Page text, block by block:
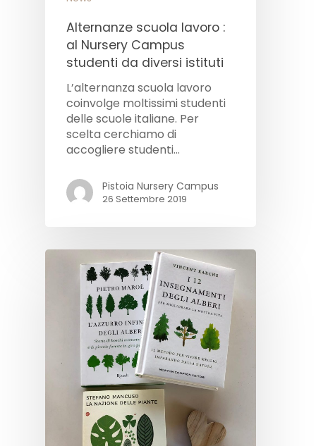
Alternanze scuola lavoro :
al Nursery Campus
studenti da diversi istituti
L’alternanza scuola lavoro
coinvolge moltissimi studenti
delle scuole italiane. Per
scelta cerchiamo di
accogliere studenti…
Pistoia Nursery Campus
26 Settembre 2019